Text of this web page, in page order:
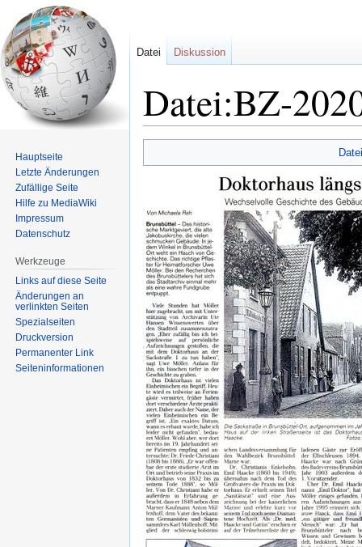
Datei:BZ-
Navigation
Suche
Datei Diskussion
Hauptseite
Letzte Änderungen
Zufällige Seite
Hilfe zu MediaWiki
Impressum
Datenschutz
Werkzeuge
Links auf diese Seite
Änderungen an
verlinkten Seiten
Spezialseiten
Druckversion
Permanenter Link
Seiten­informationen